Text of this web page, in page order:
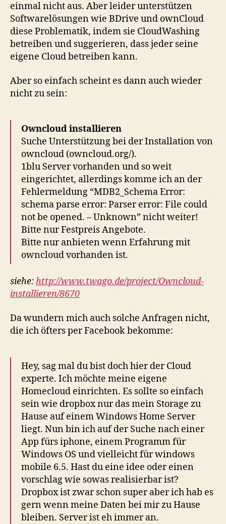
einmal nicht aus. Aber leider unterstützen
Softwarelösungen wie BDrive und ownCloud
diese Problematik, indem sie CloudWashing
betreiben und suggerieren, dass jeder seine
eigene Cloud betreiben kann.
Aber so einfach scheint es dann auch wieder
nicht zu sein:
Owncloud installieren
Suche Unterstützung bei der Installation von
owncloud (owncloud.org/).
1blu Server vorhanden und so weit
eingerichtet, allerdings komme ich an der
Fehlermeldung “MDB2_Schema Error:
schema parse error: Parser error: File could
not be opened. – Unknown” nicht weiter!
Bitte nur Festpreis Angebote.
Bitte nur anbieten wenn Erfahrung mit
owncloud vorhanden ist.
siehe: http://www.twago.de/project/Owncloud-
installieren/8670
Da wundern mich auch solche Anfragen nicht,
die ich öfters per Facebook bekomme:
Hey, sag mal du bist doch hier der Cloud
experte. Ich möchte meine eigene
Homecloud einrichten. Es sollte so einfach
sein wie dropbox nur das mein Storage zu
Hause auf einem Windows Home Server
liegt. Nun bin ich auf der Suche nach einer
App fürs iphone, einem Programm für
Windows OS und vielleicht für windows
mobile 6.5. Hast du eine idee oder einen
vorschlag wie sowas realisierbar ist?
Dropbox ist zwar schon super aber ich hab es
gern wenn meine Daten bei mir zu Hause
bleiben. Server ist eh immer an.